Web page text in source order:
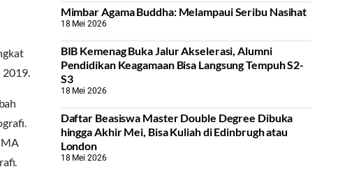
2019.
MA
Mimbar Agama Buddha: Melampaui Seribu Nasihat
18 Mei 2026
BIB Kemenag Buka Jalur Akselerasi, Alumni
Pendidikan Keagamaan Bisa Langsung Tempuh S2-
S3
18 Mei 2026
Daftar Beasiswa Master Double Degree Dibuka
hingga Akhir Mei, Bisa Kuliah di Edinbrugh atau
London
18 Mei 2026